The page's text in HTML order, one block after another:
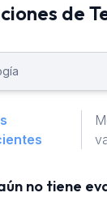
de
no tiene